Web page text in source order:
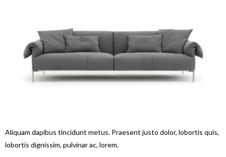
Aliquam dapibus tincidunt metus. Praesent justo dolor, lobortis quis,
lobortis dignissim, pulvinar ac, lorem.